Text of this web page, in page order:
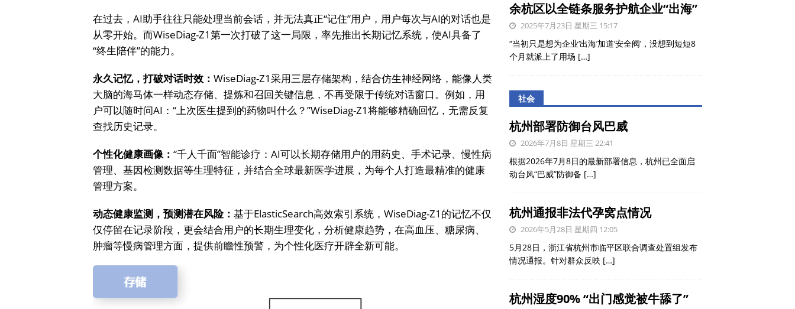
在过去，AI助手往往只能处理当前会话，并无法真正“记住”用户，用户每次与AI的对话也是
从零开始。而WiseDiag-Z1第一次打破了这一局限，率先推出长期记忆系统，使AI具备了
“终生陪伴”的能力。
永久记忆，打破对话时效： WiseDiag-Z1采用三层存储架构，结合仿生神经网络，能像人类
大脑的海马体一样动态存储、提炼和召回关键信息，不再受限于传统对话窗口。例如，用
户可以随时问AI：“上次医生提到的药物叫什么？”WiseDiag-Z1将能够精确回忆，无需反复
查找历史记录。
个性化健康画像： “千人千面”智能诊疗：AI可以长期存储用户的用药史、手术记录、慢性病
管理、基因检测数据等生理特征，并结合全球最新医学进展，为每个人打造最精准的健康
管理方案。
动态健康监测，预测潜在风险： 基于ElasticSearch高效索引系统，WiseDiag-Z1的记忆不仅
仅停留在记录阶段，更会结合用户的长期生理变化，分析健康趋势，在高血压、糖尿病、
肿瘤等慢病管理方面，提供前瞻性预警，为个性化医疗开辟全新可能。
余杭区以全链条服务护航企业“出海”
2025年7月23日 星期三 15:17
“当初只是想为企业‘出海’加道‘安全阀’，没想到短短8
个月就派上了用场 […]
社会
杭州部署防御台风巴威
2026年7月8日 星期三 22:41
根据2026年7月8日的最新部署信息，杭州已全面启
动台风“巴威”防御备 […]
杭州通报非法代孕窝点情况
2026年5月28日 星期四 12:05
5月28日，浙江省杭州市临平区联合调查处置组发布
情况通报。针对群众反映 […]
杭州湿度90% “出门感觉被牛舔了”